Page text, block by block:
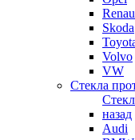
Skoda
Volvo
VW
Стекла
назад
Audi